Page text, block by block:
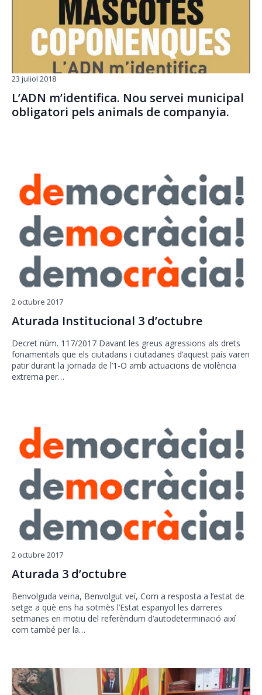
L’ADN m’identifica. Nou servei municipal
obligatori pels animals de companyia.
23 juliol 2018
Aturada Institucional 3 d’octubre
2 octubre 2017
Decret núm. 117/2017 Davant les greus agressions als drets
fonamentals que els ciutadans i ciutadanes d’aquest país varen
patir durant la jornada de l’1-O amb actuacions de violència
extrema per…
Aturada 3 d’octubre
2 octubre 2017
Benvolguda veïna, Benvolgut veí, Com a resposta a l’estat de
setge a què ens ha sotmès l’Estat espanyol les darreres
setmanes en motiu del referèndum d’autodeterminació així
com també per la…